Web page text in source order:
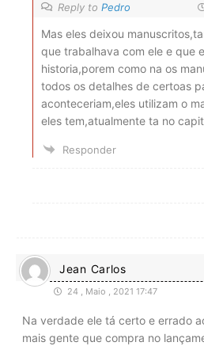
Reply to Pedro
Mas eles deixou
que trabalhava com ele e que
historia,porem como na os
todos os detalhes de certoas
aconteceriam,eles utilizam o
eles tem,atualmente ta no
Responder
Jean Carlos
24 , Maio , 2021 17:47
Na verdade ele tá certo e errado
mais gente que compra no